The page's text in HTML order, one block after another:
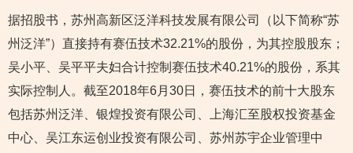
据招股书，苏州高新区泛洋科技发展有限公司（以下简称“苏
州泛洋”）直接持有赛伍技术32.21%的股份，为其控股股东；
吴小平、吴平平夫妇合计控制赛伍技术40.21%的股份，系其
实际控制人。截至2018年6月30日，赛伍技术的前十大股东
包括苏州泛洋、银煌投资有限公司、上海汇至股权投资基金
中心、吴江东运创业投资有限公司、苏州苏宇企业管理中